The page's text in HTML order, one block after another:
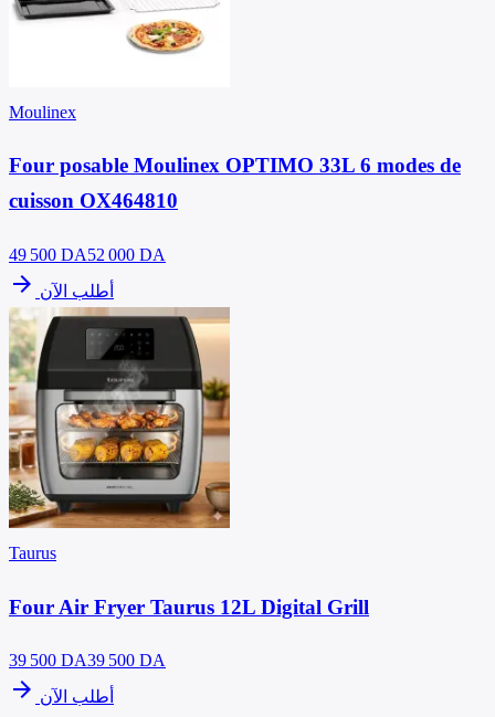
Moulinex
Four posable Moulinex OPTIMO 33L 6 modes de
cuisson OX464810
49 500 DA52 000 DA
arrow_forward أطلب الآن
Taurus
Four Air Fryer Taurus 12L Digital Grill
39 500 DA39 500 DA
arrow_forward أطلب الآن